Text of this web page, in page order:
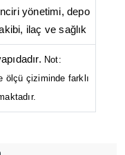
yönetimi, depo
ilaç ve sağlık
Not:
ölçü çiziminde farklı